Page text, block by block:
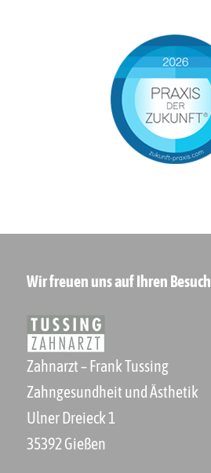
Wir freuen uns auf Ihren Besuch
Zahnarzt – Frank Tussing
Zahngesundheit und Ästhetik
Ulner Dreieck 1
35392 Gießen